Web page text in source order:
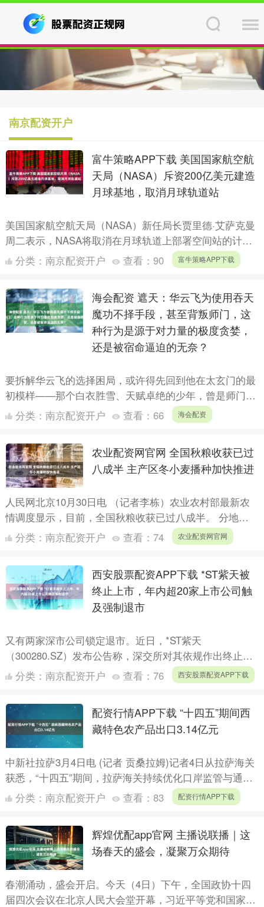
南京配资开户
富牛策略APP下载 美国国家航空航
天局（NASA）斥资200亿美元建造
月球基地，取消月球轨道站
美国国家航空航天局（NASA）新任局长贾里德·艾萨克曼
周二表示，NASA将取消在月球轨道上部署空间站的计
划，转而利用其组件在未来七年内在月球表面建造一个耗
分类： 南京配资开户 查看： 90 富牛策略APP下载
海会配资 遮天：华云飞为使用吞天
魔功不择手段，甚至背叛师门，这
种行为是源于对力量的极度贪婪，
还是被宿命逼迫的无奈？
要拆解华云飞的选择困局，或许得先回到他在太玄门的最
初模样——那个白衣胜雪、天赋卓绝的少年，曾是师门寄
予厚望的翘楚，若非吞天魔功这道无形的枷锁缠上他的命
轮，他本该....
分类： 南京配资开户 查看： 66 海会配资
农业配资网官网 全国秋粮收获已过
八成半 主产区冬小麦播种加快推进
人民网北京10月30日电 （记者李栋）农业农村部最新农
情调度显示，目前，全国秋粮收获已过八成半。 分地区
看，东北主产区秋粮收获过九成；西北近九成；西南、黄
分类： 南京配资开户 查看： 74 农业配资网官网
西安股票配资APP下载 *ST紫天被
终止上市，年内超20家上市公司触
及强制退市
又有两家深市公司锁定退市。近日，*ST紫天
（300280.SZ）发布公告称，深交所对其依规作出终止上
市决定。另外，*ST天茂（000627.SZ）称已向深交所
分类： 南京配资开户 查看： 76 西安股票配资APP下载
配资行情APP下载 “十四五”期间西
藏特色农产品出口3.14亿元
中新社拉萨3月4日电 (记者 贡桑拉姆)记者4日从拉萨海关
获悉，“十四五”期间，拉萨海关持续优化口岸监管与通关
服务，推动西藏自治区特色农产品累计出口达3.14亿....
分类： 南京配资开户 查看： 83 配资行情APP下载
辉煌优配app官网 主播说联播｜这
场春天的盛会，凝聚万众期待
春潮涌动，盛会开启。今天（4日）下午，全国政协十四
届四次会议在北京人民大会堂开幕，习近平等党和国家领